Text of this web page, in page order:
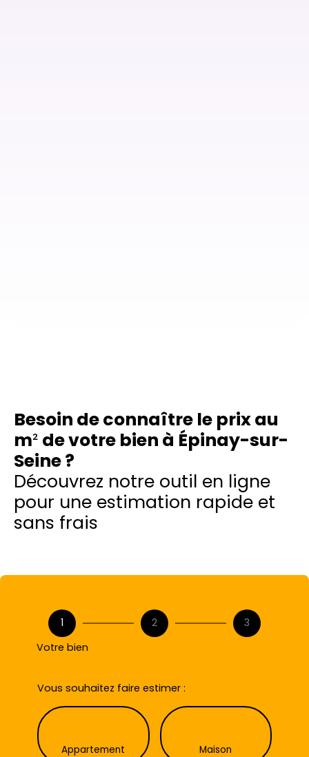
Besoin de connaître le prix au
m² de votre bien à Épinay-sur-
Seine ?
Découvrez notre outil en ligne
pour une estimation rapide et
sans frais
1
Votre bien
2 3
Vous souhaitez faire estimer :
Appartement Maison